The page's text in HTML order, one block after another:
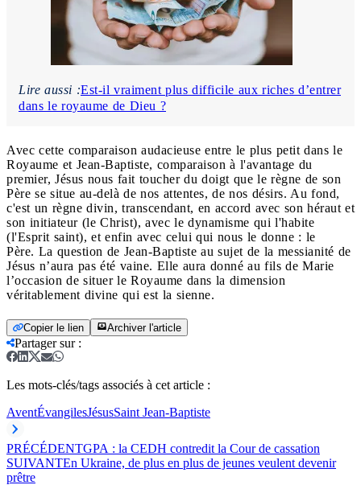
Lire aussi :Est-il vraiment plus difficile aux riches d’entrer
dans le royaume de Dieu ?
Avec cette comparaison audacieuse entre le plus petit dans le
Royaume et Jean-Baptiste, comparaison à l'avantage du
premier, Jésus nous fait toucher du doigt que le règne de son
Père se situe au-delà de nos attentes, de nos désirs. Au fond,
c'est un règne divin, transcendant, en accord avec son héraut et
son initiateur (le Christ), avec le dynamisme qui l'habite
(l'Esprit saint), et enfin avec celui qui nous le donne : le
Père. La question de Jean-Baptiste au sujet de la messianité de
Jésus n’aura pas été vaine. Elle aura donné au fils de Marie
l’occasion de situer le Royaume dans la dimension
véritablement divine qui est la sienne.
Copier le lien Archiver l'article
Partager sur:
Les mots-clés/tags associés à cet article :
AventÉvangilesJésusSaint Jean-Baptiste
PRÉCÉDENTGPA : la CEDH contredit la Cour de cassation
SUIVANTEn Ukraine, de plus en plus de jeunes veulent devenir
prêtre